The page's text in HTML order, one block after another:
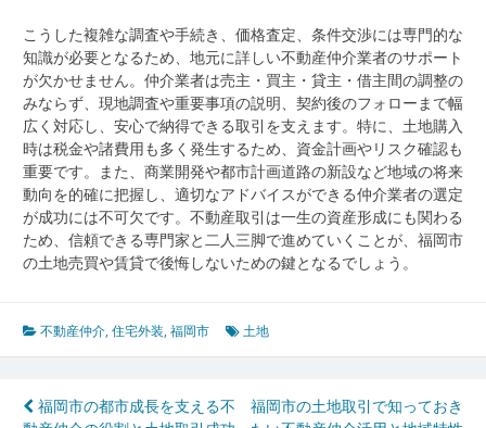
こうした複雑な調査や手続き、価格査定、条件交渉には専門的な
知識が必要となるため、地元に詳しい不動産仲介業者のサポート
が欠かせません。仲介業者は売主・買主・貸主・借主間の調整の
みならず、現地調査や重要事項の説明、契約後のフォローまで幅
広く対応し、安心で納得できる取引を支えます。特に、土地購入
時は税金や諸費用も多く発生するため、資金計画やリスク確認も
重要です。また、商業開発や都市計画道路の新設など地域の将来
動向を的確に把握し、適切なアドバイスができる仲介業者の選定
が成功には不可欠です。不動産取引は一生の資産形成にも関わる
ため、信頼できる専門家と二人三脚で進めていくことが、福岡市
の土地売買や賃貸で後悔しないための鍵となるでしょう。
不動産仲介,住宅外装,福岡市 土地
投福岡市の都市成長を支える不
福岡市の土地取引で知っておき